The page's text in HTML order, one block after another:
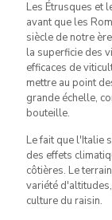
Les Étrusques et
avant que les
siècle de notre
la superficie des
efficaces de
mettre au point
grande échelle,
bouteille.
Le fait que l'Italie
des effets
côtières. Le
variété
culture du raisin.